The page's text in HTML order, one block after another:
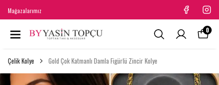
Mağazalarımız
0
Çelik Kolye Gold Çok Katmanlı Damla Figürlü Zincir Kolye